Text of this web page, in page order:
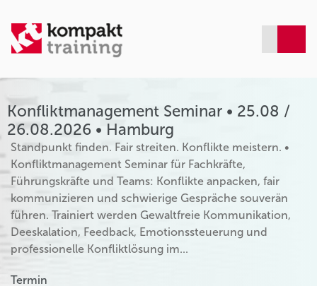
Konfliktmanagement Seminar • 25.08 /
26.08.2026 • Hamburg
Standpunkt finden. Fair streiten. Konflikte meistern. •
Konfliktmanagement Seminar für Fachkräfte,
Führungskräfte und Teams: Konflikte anpacken, fair
kommunizieren und schwierige Gespräche souverän
führen. Trainiert werden Gewaltfreie Kommunikation,
Deeskalation, Feedback, Emotionssteuerung und
professionelle Konfliktlösung im...
Termin